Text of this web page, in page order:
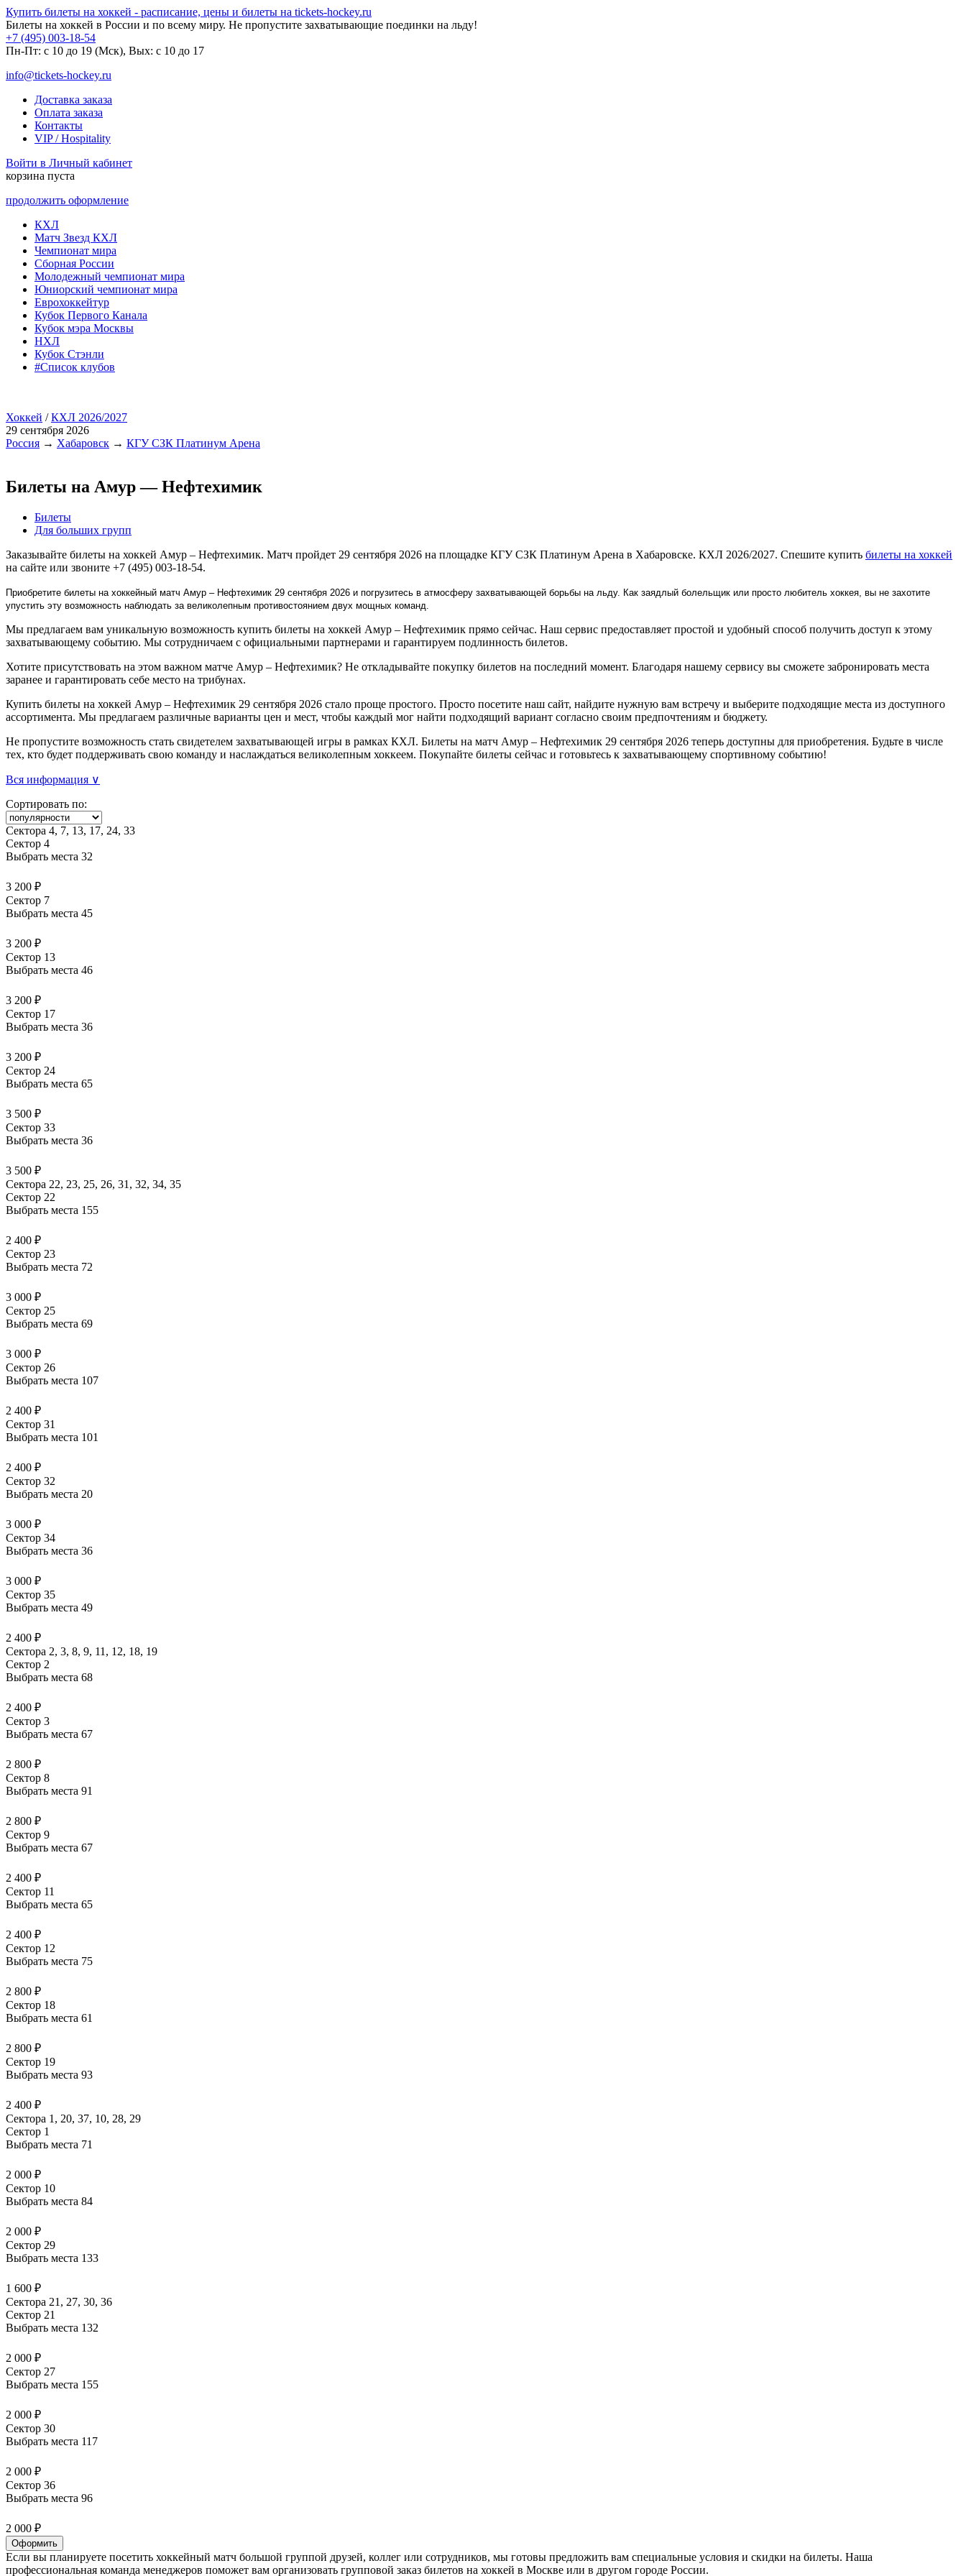
Купить билеты на хоккей - расписание, цены и билеты на tickets-hockey.ru
Билеты на хоккей в России и по всему миру. Не пропустите захватывающие поединки на льду!
+7 (495) 003-18-54
Пн-Пт: c 10 до 19 (Мск), Вых: с 10 до 17
info@tickets-hockey.ru
Доставка заказа
Оплата заказа
Контакты
VIP / Hospitality
Войти в Личный кабинет
корзина пуста
продолжить оформление
КХЛ
Матч Звезд КХЛ
Чемпионат мира
Сборная России
Молодежный чемпионат мира
Юниорский чемпионат мира
Еврохоккейтур
Кубок Первого Канала
Кубок мэра Москвы
НХЛ
Кубок Стэнли
#Список клубов
Хоккей /КХЛ 2026/2027
29 сентября 2026
Россия → Хабаровск → КГУ СЗК Платинум Арена
Билеты на Амур — Нефтехимик
Билеты
Для больших групп
Заказывайте билеты на хоккей Амур – Нефтехимик. Матч пройдет 29 сентября 2026 на площадке КГУ СЗК Платинум Арена в Хабаровске. КХЛ 2026/2027. Спешите купить билеты на хоккей
на сайте или звоните +7 (495) 003-18-54.
Приобретите билеты на хоккейный матч Амур – Нефтехимик 29 сентября 2026 и погрузитесь в атмосферу захватывающей борьбы на льду. Как заядлый болельщик или просто любитель хоккея, вы не захотите
упустить эту возможность наблюдать за великолепным противостоянием двух мощных команд.
Мы предлагаем вам уникальную возможность купить билеты на хоккей Амур – Нефтехимик прямо сейчас. Наш сервис предоставляет простой и удобный способ получить доступ к этому
захватывающему событию. Мы сотрудничаем с официальными партнерами и гарантируем подлинность билетов.
Хотите присутствовать на этом важном матче Амур – Нефтехимик? Не откладывайте покупку билетов на последний момент. Благодаря нашему сервису вы сможете забронировать места
заранее и гарантировать себе место на трибунах.
Купить билеты на хоккей Амур – Нефтехимик 29 сентября 2026 стало проще простого. Просто посетите наш сайт, найдите нужную вам встречу и выберите подходящие места из доступного
ассортимента. Мы предлагаем различные варианты цен и мест, чтобы каждый мог найти подходящий вариант согласно своим предпочтениям и бюджету.
Не пропустите возможность стать свидетелем захватывающей игры в рамках КХЛ. Билеты на матч Амур – Нефтехимик 29 сентября 2026 теперь доступны для приобретения. Будьте в числе
тех, кто будет поддерживать свою команду и наслаждаться великолепным хоккеем. Покупайте билеты сейчас и готовьтесь к захватывающему спортивному событию!
Вся информация ∨
Сортировать по:
Сектора 4, 7, 13, 17, 24, 33
Сектор 4
Выбрать места 32
3 200 ₽
Сектор 7
Выбрать места 45
3 200 ₽
Сектор 13
Выбрать места 46
3 200 ₽
Сектор 17
Выбрать места 36
3 200 ₽
Сектор 24
Выбрать места 65
3 500 ₽
Сектор 33
Выбрать места 36
3 500 ₽
Сектора 22, 23, 25, 26, 31, 32, 34, 35
Сектор 22
Выбрать места 155
2 400 ₽
Сектор 23
Выбрать места 72
3 000 ₽
Сектор 25
Выбрать места 69
3 000 ₽
Сектор 26
Выбрать места 107
2 400 ₽
Сектор 31
Выбрать места 101
2 400 ₽
Сектор 32
Выбрать места 20
3 000 ₽
Сектор 34
Выбрать места 36
3 000 ₽
Сектор 35
Выбрать места 49
2 400 ₽
Сектора 2, 3, 8, 9, 11, 12, 18, 19
Сектор 2
Выбрать места 68
2 400 ₽
Сектор 3
Выбрать места 67
2 800 ₽
Сектор 8
Выбрать места 91
2 800 ₽
Сектор 9
Выбрать места 67
2 400 ₽
Сектор 11
Выбрать места 65
2 400 ₽
Сектор 12
Выбрать места 75
2 800 ₽
Сектор 18
Выбрать места 61
2 800 ₽
Сектор 19
Выбрать места 93
2 400 ₽
Сектора 1, 20, 37, 10, 28, 29
Сектор 1
Выбрать места 71
2 000 ₽
Сектор 10
Выбрать места 84
2 000 ₽
Сектор 29
Выбрать места 133
1 600 ₽
Сектора 21, 27, 30, 36
Сектор 21
Выбрать места 132
2 000 ₽
Сектор 27
Выбрать места 155
2 000 ₽
Сектор 30
Выбрать места 117
2 000 ₽
Сектор 36
Выбрать места 96
2 000 ₽
Оформить
Если вы планируете посетить хоккейный матч большой группой друзей, коллег или сотрудников, мы готовы предложить вам специальные условия и скидки на билеты. Наша
профессиональная команда менеджеров поможет вам организовать групповой заказ билетов на хоккей в Москве или в другом городе России.